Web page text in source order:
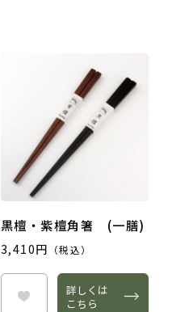
黒檀・紫檀角箸 (一膳)
3,410円 （税込）
詳しくは
こちら